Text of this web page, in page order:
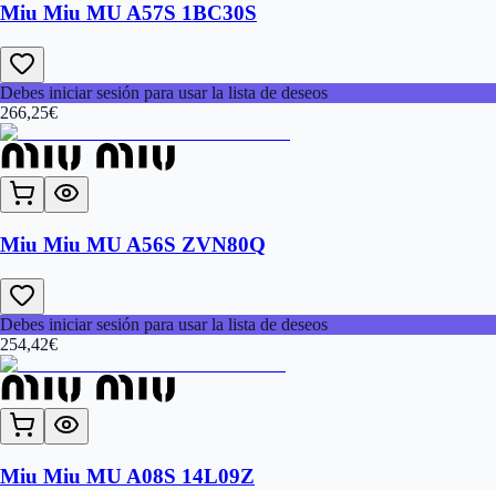
Miu Miu MU A57S 1BC30S
Debes iniciar sesión para usar la lista de deseos
266,25€
Miu Miu MU A56S ZVN80Q
Debes iniciar sesión para usar la lista de deseos
254,42€
Miu Miu MU A08S 14L09Z